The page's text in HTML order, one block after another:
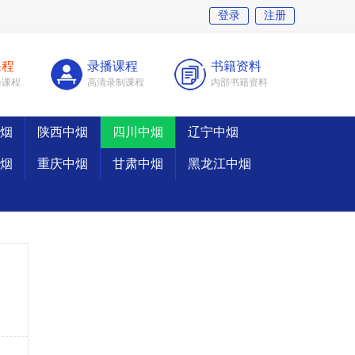
登录 注册
程
录播课程
高清录制课程
书籍资料
内部书籍资料
陕西中烟 四川中烟 辽宁中烟
重庆中烟 甘肃中烟 黑龙江中烟